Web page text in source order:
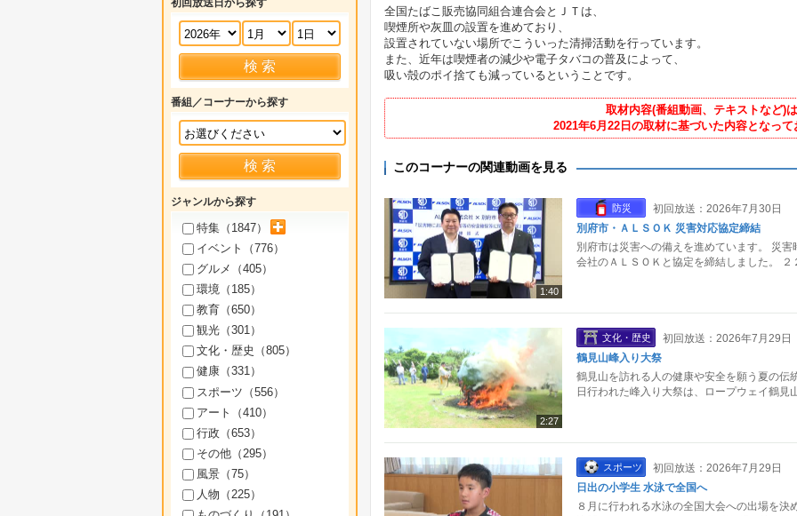
全国たばこ販売協同組合連合会とＪＴは、
喫煙所や灰皿の設置を進めており、
設置されていない場所でこういった清掃活動を行っています。
また、近年は喫煙者の減少や電子タバコの普及によって、
吸い殻のポイ捨ても減っているということです。
取材内容(番組動画、テキストなど)は
2021年6月22日の取材に基づいた内容となって
このコーナーの関連動画を見る
1:40
防災
初回放送：2026年7月30日
別府市・ＡＬＳＯＫ 災害対応協定締結
別府市は災害への備えを進めています。 災
会社のＡＬＳＯＫと協定を締結しました。
2:27
文化・歴史
初回放送：2026年7月29日
鶴見山峰入り大祭
鶴見山を訪れる人の健康や安全を願う夏の伝
日行われた峰入り大祭は、ロープウェイ鶴
スポーツ
初回放送：2026年7月29日
日出の小学生 水泳で全国へ
８月に行われる水泳の全国大会への出場を
初回放送日から探す
番組／コーナーから探す
ジャンルから探す
特集（ 1847）
イベント（776）
グルメ（405）
環境（ 185）
教育（650）
観光（301）
文化・歴史（805）
健康（331）
スポーツ（556）
アート（410）
行政（653）
その他（ 295）
風景（75）
人物（ 225）